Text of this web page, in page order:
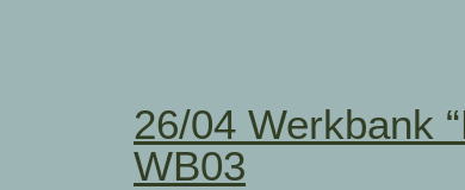
26/04 Werkbank
WB03